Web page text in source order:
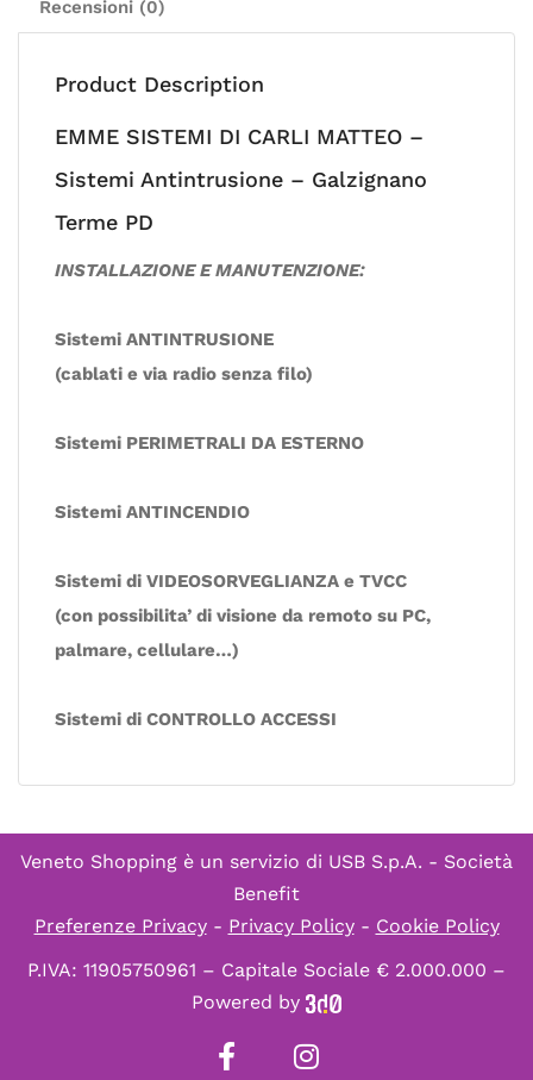
Recensioni (0)
Product Description
EMME SISTEMI DI CARLI MATTEO –
Sistemi Antintrusione – Galzignano
Terme PD
INSTALLAZIONE E MANUTENZIONE:
Sistemi ANTINTRUSIONE
(cablati e via radio senza filo)
Sistemi PERIMETRALI DA ESTERNO
Sistemi ANTINCENDIO
Sistemi di VIDEOSORVEGLIANZA e TVCC
(con possibilita’ di visione da remoto su PC,
palmare, cellulare…)
Sistemi di CONTROLLO ACCESSI
Veneto Shopping è un servizio di USB S.p.A. - Società
Benefit
Preferenze Privacy- Privacy Policy- Cookie Policy
P.IVA: 11905750961 – Capitale Sociale € 2.000.000 –
Powered by